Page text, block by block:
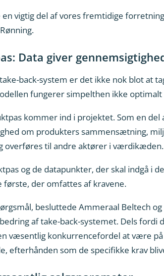
en vigtig del af vores fremtidige
Data giver
back-system er det ikke nok blot at
fungerer simpelthen ikke
kommer ind i projektet. Som en
om produkters sammensætning,
overføres til andre aktører i værdikæden.
og de datapunkter, der skal indgå i
første, der omfattes af kravene.
besluttede Ammeraal Beltech
af take-back-systemet. Dels
væsentlig konkurrencefordel at være
efterhånden som de specifikke krav